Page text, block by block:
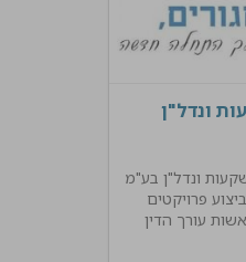
ונדל"ן
ונדל"ן בע"מ
פרויקטים
עורך הדין